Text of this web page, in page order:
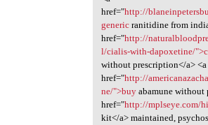
href="http://
genericranitidine from
href="http://
l/cialis-with-dapoxetine/
without prescription</a> <a
href="http://
ne/">buyabamune without
href="http://mplseye.com/
kit</a> maintained,